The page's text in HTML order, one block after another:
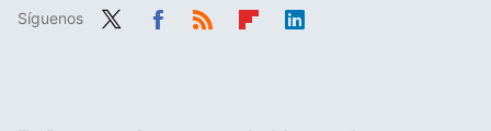
Síguenos